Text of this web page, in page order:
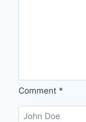
Comment *